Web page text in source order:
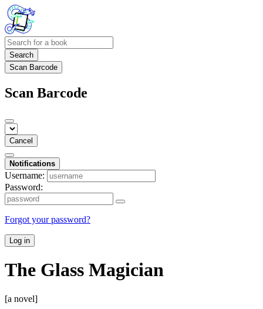
Search
Scan Barcode
Scan Barcode
Cancel
Notifications
Username:
Password:
Forgot your password?
Log in
The Glass Magician
[a novel]